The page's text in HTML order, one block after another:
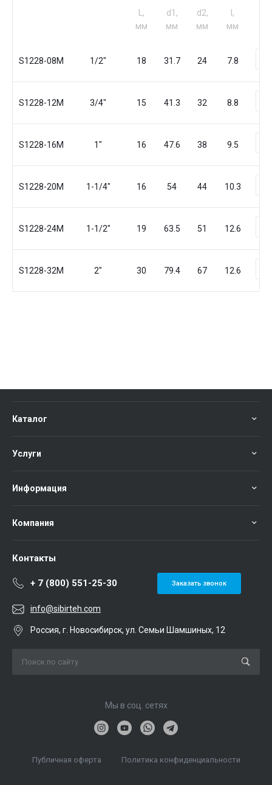
L,
мм
d1,
мм
d2,
мм
I,
мм
S1228-08M 1/2" 18 31.7 24 7.8
S1228-12M 3/4" 15 41.3 32 8.8
S1228-16M 1" 16 47.6 38 9.5
S1228-20M 1-1/4" 16 54 44 10.3
S1228-24M 1-1/2" 19 63.5 51 12.6
S1228-32M 2" 30 79.4 67 12.6
Каталог
Услуги
Информация
Компания
Контакты
+ 7 (800) 551-25-30 Заказать звонок
info@sibirteh.com
Россия, г. Новосибирск, ул. Семьи Шамшиных, 12
Мы в соц. сетях
Публичная оферта Политика конфиденциальности